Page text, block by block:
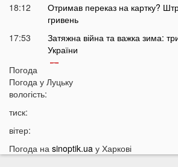
18:12
Отримав переказ на картку?
гривень
17:53
Затяжна війна та важка зима:
України
17:36
присутності поліції
17:11
16:38
16:10
До Луцька «на щиті»
Погода
Погода у Луцьку
вологість:
тиск:
вітер:
Погода на sinoptik.ua у Харкові